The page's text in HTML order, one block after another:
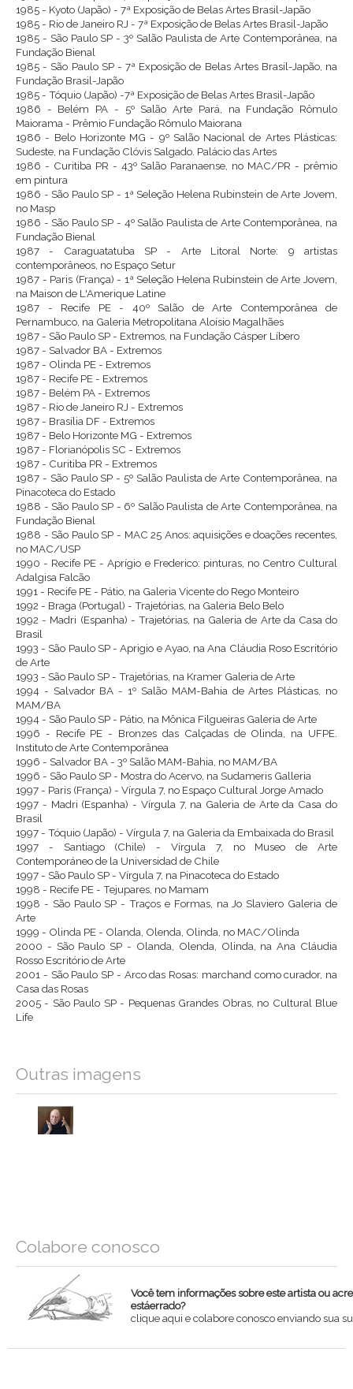
1985 - Kyoto (Japão) - 7ª Exposição de Belas Artes Brasil-Japão
1985 - Rio de Janeiro RJ - 7ª Exposição de Belas Artes Brasil-Japão
1985 - São Paulo SP - 3º Salão Paulista de Arte Contemporânea, na
Fundação Bienal
1985 - São Paulo SP - 7ª Exposição de Belas Artes Brasil-Japão, na
Fundação Brasil-Japão
1985 - Tóquio (Japão) -7ª Exposição de Belas Artes Brasil-Japão
1986 - Belém PA - 5º Salão Arte Pará, na Fundação Rômulo
Maiorama - Prêmio Fundação Rômulo Maiorana
1986 - Belo Horizonte MG - 9º Salão Nacional de Artes Plásticas:
Sudeste, na Fundação Clóvis Salgado. Palácio das Artes
1986 - Curitiba PR - 43º Salão Paranaense, no MAC/PR - prêmio
em pintura
1986 - São Paulo SP - 1ª Seleção Helena Rubinstein de Arte Jovem,
no Masp
1986 - São Paulo SP - 4º Salão Paulista de Arte Contemporânea, na
Fundação Bienal
1987 - Caraguatatuba SP - Arte Litoral Norte: 9 artistas
contemporâneos, no Espaço Setur
1987 - Paris (França) - 1ª Seleção Helena Rubinstein de Arte Jovem,
na Maison de L'Amerique Latine
1987 - Recife PE - 40º Salão de Arte Contemporânea de
Pernambuco, na Galeria Metropolitana Aloísio Magalhães
1987 - São Paulo SP - Extremos, na Fundação Cásper Líbero
1987 - Salvador BA - Extremos
1987 - Olinda PE - Extremos
1987 - Recife PE - Extremos
1987 - Belém PA - Extremos
1987 - Rio de Janeiro RJ - Extremos
1987 - Brasília DF - Extremos
1987 - Belo Horizonte MG - Extremos
1987 - Florianópolis SC - Extremos
1987 - Curitiba PR - Extremos
1987 - São Paulo SP - 5º Salão Paulista de Arte Contemporânea, na
Pinacoteca do Estado
1988 - São Paulo SP - 6º Salão Paulista de Arte Contemporânea, na
Fundação Bienal
1988 - São Paulo SP - MAC 25 Anos: aquisições e doações recentes,
no MAC/USP
1990 - Recife PE - Aprígio e Frederico: pinturas, no Centro Cultural
Adalgisa Falcão
1991 - Recife PE - Pátio, na Galeria Vicente do Rego Monteiro
1992 - Braga (Portugal) - Trajetórias, na Galeria Belo Belo
1992 - Madri (Espanha) - Trajetórias, na Galeria de Arte da Casa do
Brasil
1993 - São Paulo SP - Aprigio e Ayao, na Ana Cláudia Roso Escritório
de Arte
1993 - São Paulo SP - Trajetórias, na Kramer Galeria de Arte
1994 - Salvador BA - 1º Salão MAM-Bahia de Artes Plásticas, no
MAM/BA
1994 - São Paulo SP - Pátio, na Mônica Filgueiras Galeria de Arte
1996 - Recife PE - Bronzes das Calçadas de Olinda, na UFPE.
Instituto de Arte Contemporânea
1996 - Salvador BA - 3º Salão MAM-Bahia, no MAM/BA
1996 - São Paulo SP - Mostra do Acervo, na Sudameris Galleria
1997 - Paris (França) - Vírgula 7, no Espaço Cultural Jorge Amado
1997 - Madri (Espanha) - Vírgula 7, na Galeria de Arte da Casa do
Brasil
1997 - Tóquio (Japão) - Vírgula 7, na Galeria da Embaixada do Brasil
1997 - Santiago (Chile) - Vírgula 7, no Museo de Arte
Contemporáneo de la Universidad de Chile
1997 - São Paulo SP - Vírgula 7, na Pinacoteca do Estado
1998 - Recife PE - Tejupares, no Mamam
1998 - São Paulo SP - Traços e Formas, na Jo Slaviero Galeria de
Arte
1999 - Olinda PE - Olanda, Olenda, Olinda, no MAC/Olinda
2000 - São Paulo SP - Olanda, Olenda, Olinda, na Ana Cláudia
Rosso Escritório de Arte
2001 - São Paulo SP - Arco das Rosas: marchand como curador, na
Casa das Rosas
2005 - São Paulo SP - Pequenas Grandes Obras, no Cultural Blue
Life
Outras imagens
Colabore conosco
Você tem informações sobre este artista ou
estáerrado?
clique aqui e colabore conosco enviando sua